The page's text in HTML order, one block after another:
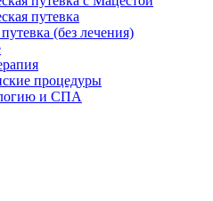
путевка
(без лечения)
процедуры
и СПА